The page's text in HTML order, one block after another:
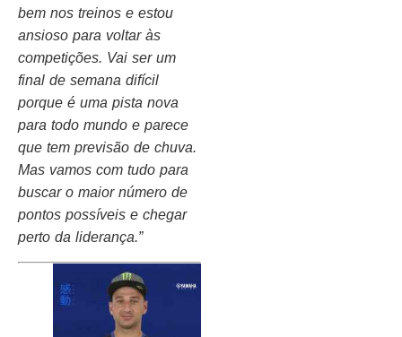
bem nos treinos e estou
ansioso para voltar às
competições. Vai ser um
final de semana difícil
porque é uma pista nova
para todo mundo e parece
que tem previsão de chuva.
Mas vamos com tudo para
buscar o maior número de
pontos possíveis e chegar
perto da liderança.”